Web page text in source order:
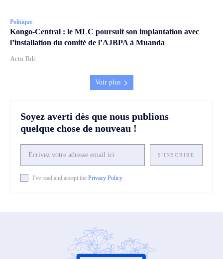
Politique
Kongo-Central : le MLC poursuit son implantation avec
l’installation du comité de l’AJBPA à Muanda
Actu Rdc
Voir plus
Soyez averti dès que nous publions
quelque chose de nouveau !
S'INSCRIRE
I've read and accept the Privacy Policy.